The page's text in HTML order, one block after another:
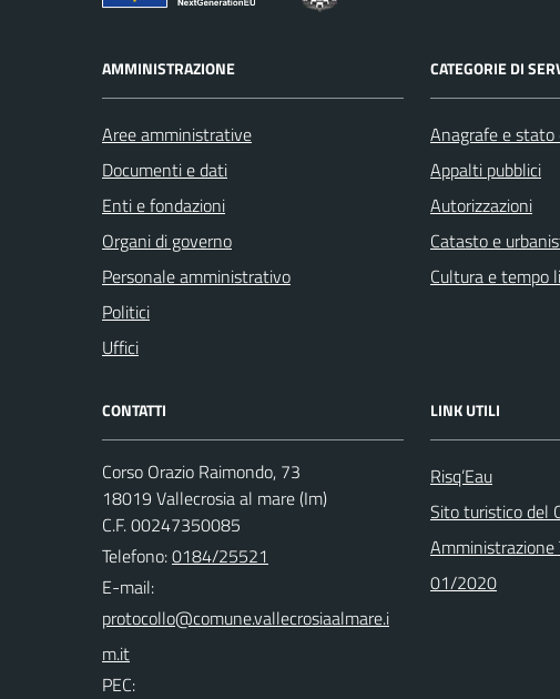
AMMINISTRAZIONE
Aree amministrative
Documenti e dati
Enti e fondazioni
Organi di governo
Personale amministrativo
Politici
Uffici
CATEGORIE DI
Anagrafe e stato
Appalti pubblici
Autorizzazioni
Catasto e
Cultura e tempo
CONTATTI
Corso Orazio Raimondo, 73
18019 Vallecrosia al mare (Im)
C.F. 00247350085
Telefono:0184/25521
E-mail:
PEC:
LINK UTILI
Risq’Eau
Sito turistico del
01/2020